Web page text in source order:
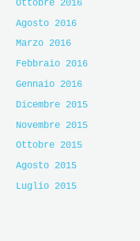
Ottobre 2016
Agosto 2016
Marzo 2016
Febbraio 2016
Gennaio 2016
Dicembre 2015
Novembre 2015
Ottobre 2015
Agosto 2015
Luglio 2015